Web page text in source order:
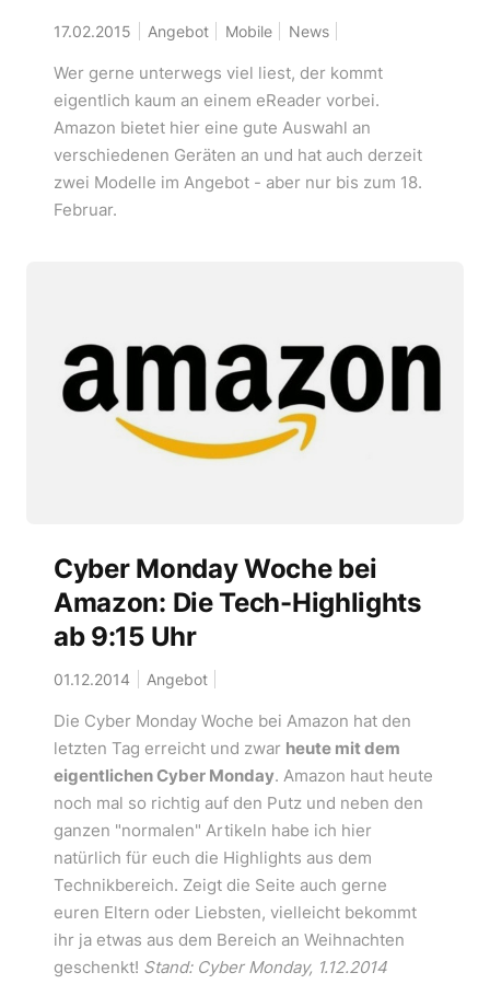
17.02.2015 Angebot Mobile News
Wer gerne unterwegs viel liest, der kommt
eigentlich kaum an einem eReader vorbei.
Amazon bietet hier eine gute Auswahl an
verschiedenen Geräten an und hat auch derzeit
zwei Modelle im Angebot - aber nur bis zum 18.
Februar.
Cyber Monday Woche bei
Amazon: Die Tech-Highlights
ab 9:15 Uhr
01.12.2014 Angebot
Die Cyber Monday Woche bei Amazon hat den
letzten Tag erreicht und zwar heute mit dem
eigentlichen Cyber Monday. Amazon haut heute
noch mal so richtig auf den Putz und neben den
ganzen "normalen" Artikeln habe ich hier
natürlich für euch die Highlights aus dem
Technikbereich. Zeigt die Seite auch gerne
euren Eltern oder Liebsten, vielleicht bekommt
ihr ja etwas aus dem Bereich an Weihnachten
geschenkt! Stand: Cyber Monday, 1.12.2014